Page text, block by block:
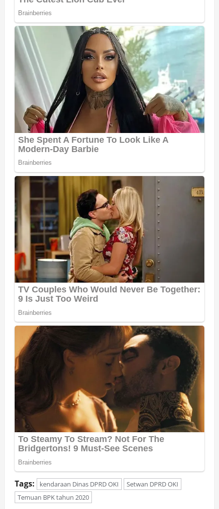
Tags: kendaraan Dinas DPRD OKI
Setwan DPRD OKI
Temuan BPK tahun 2020